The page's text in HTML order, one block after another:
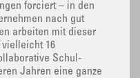
forciert – in den
nach gut
arbeiten mit dieser
vielleicht 16
Schul-
Jahren eine ganze